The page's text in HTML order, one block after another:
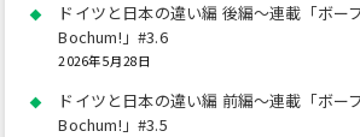
ドイツと日本の違い編 後編～連載「ボー
Bochum!」#3.6
2026年5月28日
ドイツと日本の違い編 前編～連載「ボー
Bochum!」#3.5